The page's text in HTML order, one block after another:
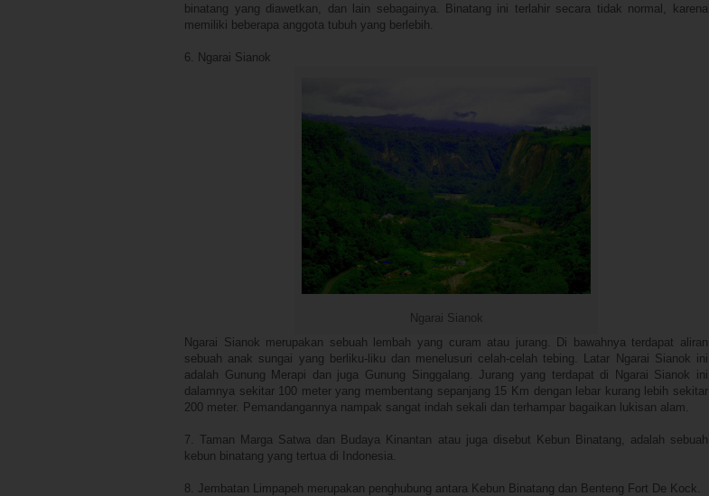
binatang yang diawetkan, dan lain sebagainya. Binatang ini terlahir secara tidak normal, karena
memiliki beberapa anggota tubuh yang berlebih.
6. Ngarai Sianok
Ngarai Sianok
Ngarai Sianok merupakan sebuah lembah yang curam atau jurang. Di bawahnya terdapat aliran
sebuah anak sungai yang berliku-liku dan menelusuri celah-celah tebing. Latar Ngarai Sianok ini
adalah Gunung Merapi dan juga Gunung Singgalang. Jurang yang terdapat di Ngarai Sianok ini
dalamnya sekitar 100 meter yang membentang sepanjang 15 Km dengan lebar kurang lebih sekitar
200 meter. Pemandangannya nampak sangat indah sekali dan terhampar bagaikan lukisan alam.
7. Taman Marga Satwa dan Budaya Kinantan atau juga disebut Kebun Binatang, adalah sebuah
kebun binatang yang tertua di Indonesia.
8. Jembatan Limpapeh merupakan penghubung antara Kebun Binatang dan Benteng Fort De Kock.